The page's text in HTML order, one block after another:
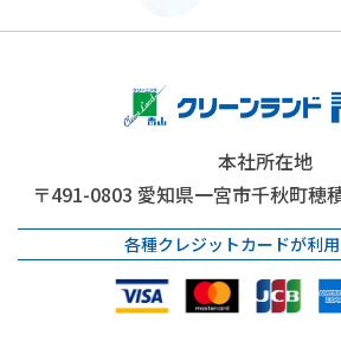
本社所在地
〒491-0803 愛知県一宮市千秋町穂
各種クレジットカードが利